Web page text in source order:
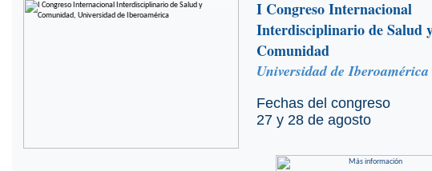
I Congreso Internacional
Interdisciplinario de Salud
Comunidad
Universidad de Iberoamérica
Fechas del congreso
27 y 28 de agosto